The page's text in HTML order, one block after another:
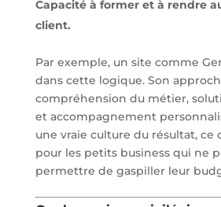
Capacité à former et à rendre
client.
Par exemple, un site comme
dans cette logique. Son
compréhension du métier,
et accompagnement
une vraie culture du résultat, ce
pour les petits business qui ne
permettre de gaspiller leur